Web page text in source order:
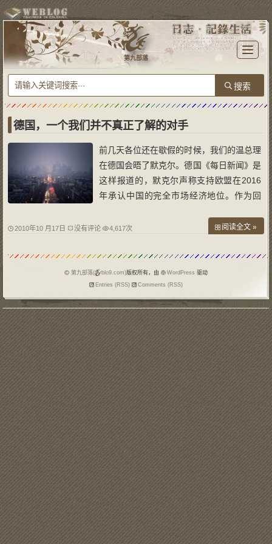
T
o
l
e
n
i
n
第九部落
德国，一个我们并不真正了解的对手
前几天各位还在歇假的时候，我们的温总理
在德国会晤了默克尔。德国《每日新闻》是
这样报道的，默克尔声称支持欧盟在2016
年承认中国的完全市场经济地位。作为回
供更加公平的投资和竞争环境。 各位以为
子为什么这么难》早就说过，德国人不讲理
2010年10 月17日 没有评论 4,617次 阅读全文 »
第九部落( blo9.com)版权所有，由 WordPress 驱动
Entries (RSS)
Comments (RSS)